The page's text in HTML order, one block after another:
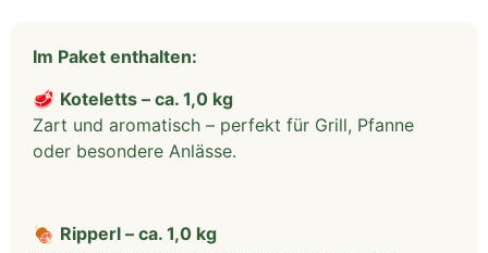
Im Paket enthalten:
🥩 Koteletts – ca. 1,0 kg
Zart und aromatisch – perfekt für Grill, Pfanne
oder besondere Anlässe.
🍖 Ripperl – ca. 1,0 kg